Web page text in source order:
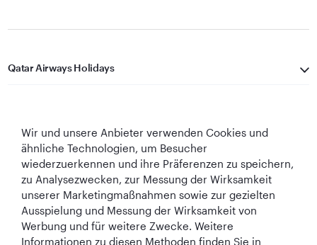
Qatar Airways Holidays
In Verbindung bleiben
Wir und unsere Anbieter verwenden Cookies und
ähnliche Technologien, um Besucher
wiederzuerkennen und ihre Präferenzen zu speichern,
zu Analysezwecken, zur Messung der Wirksamkeit
unserer Marketingmaßnahmen sowie zur gezielten
Ausspielung und Messung der Wirksamkeit von
Werbung und für weitere Zwecke. Weitere
Informationen zu diesen Methoden finden Sie in